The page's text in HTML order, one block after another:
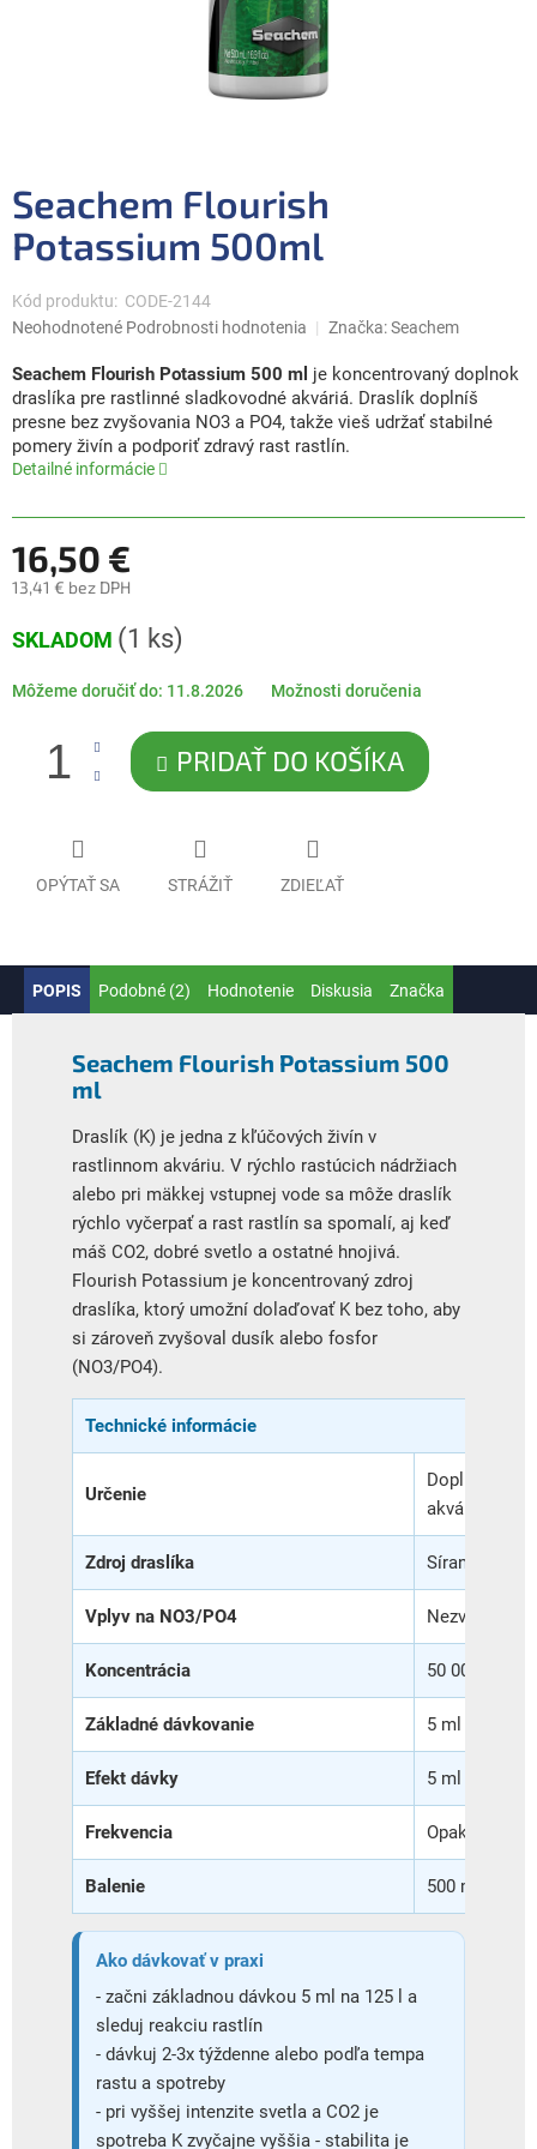
Seachem Flourish
Potassium 500ml
Kód produktu: CODE-2144
Priemerné
produktu
je
0,0
z
5
Neohodnotené Podrobnosti hodnotenia Značka:Seachem
Seachem Flourish Potassium 500 ml je koncentrovaný doplnok
draslíka pre rastlinné sladkovodné akváriá. Draslík doplníš
presne bez zvyšovania NO3 a PO4, takže vieš udržať stabilné
pomery živín a podporiť zdravý rast rastlín.
Detailné informácie
16,50 €
13,41 € bez DPH
cena:
SKLADOM (1 ks)
Môžeme doručiť do: 11.8.2026 Možnosti doručenia
PRIDAŤ DO KOŠÍKA
OPÝTAŤ SA STRÁŽIŤ ZDIEĽAŤ
POPIS Podobné (2) Hodnotenie Diskusia Značka
Seachem Flourish Potassium 500
ml
Draslík (K) je jedna z kľúčových živín v
rastlinnom akváriu. V rýchlo rastúcich nádržiach
alebo pri mäkkej vstupnej vode sa môže draslík
rýchlo vyčerpať a rast rastlín sa spomalí, aj keď
máš CO2, dobré svetlo a ostatné hnojivá.
Flourish Potassium je koncentrovaný zdroj
draslíka, ktorý umožní dolaďovať K bez toho, aby
si zároveň zvyšoval dusík alebo fosfor
(NO3/PO4).
Technické informácie
Určenie
Doplnenie
akváriu
Zdroj draslíka Síran
Vplyv na NO3/PO4 Nezvyšuje
Koncentrácia 50 000 mg/l
Základné dávkovanie 5 ml na 125 l
Efekt dávky 5 ml / 125 l
Frekvencia Opakuj 2-3x
Balenie 500 ml
Ako dávkovať v praxi
- začni základnou dávkou 5 ml na 125 l a
sleduj reakciu rastlín
- dávkuj 2-3x týždenne alebo podľa tempa
rastu a spotreby
- pri vyššej intenzite svetla a CO2 je
spotreba K zvyčajne vyššia - stabilita je